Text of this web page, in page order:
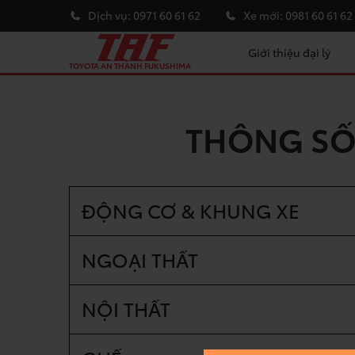
Dịch vụ: 0971 60 61 62 Xe mới: 0981 60 61 62
TOYOTA AN THÀNH FUKUSHIMA
Giới thiệu đại lý
THÔNG
ĐỘNG CƠ & KHUNG XE
NGOẠI THẤT
NỘI THẤT